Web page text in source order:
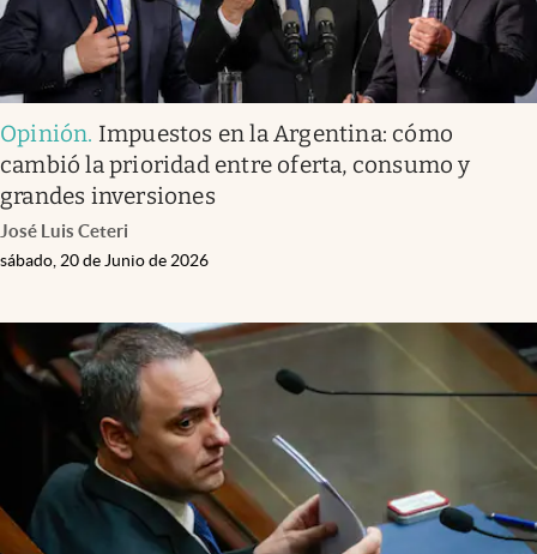
Opinión. Impuestos en la Argentina: cómo
cambió la prioridad entre oferta, consumo y
grandes inversiones
José Luis Ceteri
sábado, 20 de Junio de 2026